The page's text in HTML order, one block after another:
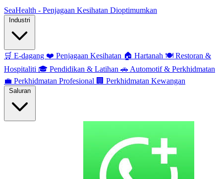
SeaHealth - Penjagaan Kesihatan Dioptimumkan
🛒 E-dagang ❤️ Penjagaan Kesihatan 🏠 Hartanah 🍽️ Restoran &
Hospitaliti 🎓 Pendidikan & Latihan 🚗 Automotif & Perkhidmatan
💼 Perkhidmatan Profesional 🏢 Perkhidmatan Kewangan